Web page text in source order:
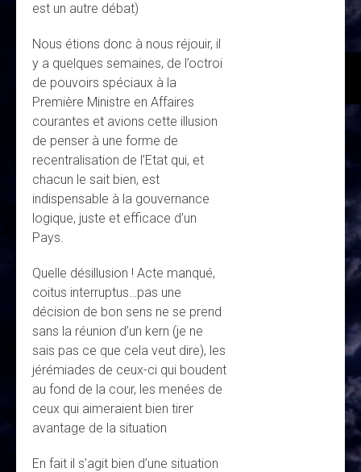
est un autre débat)
Nous étions donc à nous réjouir, il
y a quelques semaines, de l’octroi
de pouvoirs spéciaux à la
Première Ministre en Affaires
courantes et avions cette illusion
de penser à une forme de
recentralisation de l’Etat qui, et
chacun le sait bien, est
indispensable à la gouvernance
logique, juste et efficace d’un
Pays.
Quelle désillusion ! Acte manqué,
coitus interruptus…pas une
décision de bon sens ne se prend
sans la réunion d’un kern (je ne
sais pas ce que cela veut dire), les
jérémiades de ceux-ci qui boudent
au fond de la cour, les menées de
ceux qui aimeraient bien tirer
avantage de la situation
En fait il s’agit bien d’une situation